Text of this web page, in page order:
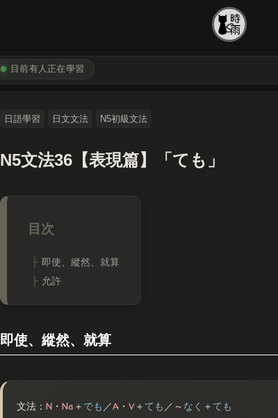
目前有人正在學習
日語學習 日文文法 N5初級文法
N5文法36【表現篇】「ても」
即使、縱然、就算
允許
即使、縱然、就算
文法： N ・ Na ＋ でも ／A ・ V＋ て も ／～ なく ＋ ても